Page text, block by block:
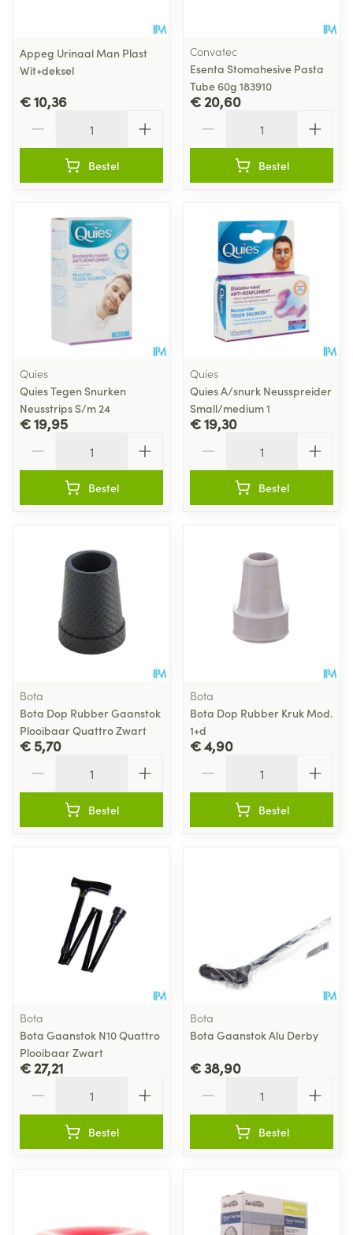
Appeg Urinaal Man Plast
Wit+deksel
€ 10,36
Bestel
Convatec
Esenta Stomahesive Pasta
Tube 60g 183910
€ 20,60
Bestel
Quies
Quies Tegen Snurken
Neusstrips S/m 24
€ 19,95
Bestel
Quies
Quies A/snurk Neusspreider
Small/medium 1
€ 19,30
Bestel
Bota
Bota Dop Rubber Gaanstok
Plooibaar Quattro Zwart
€ 5,70
Bestel
Bota
Bota Dop Rubber Kruk Mod.
1+d
€ 4,90
Bestel
Bota
Bota Gaanstok N10 Quattro
Plooibaar Zwart
€ 27,21
Bestel
Bota
Bota Gaanstok Alu Derby
€ 38,90
Bestel